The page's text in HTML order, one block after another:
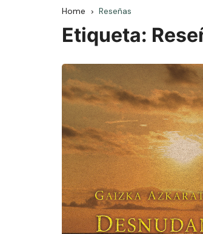
Home Reseñas
Etiqueta: